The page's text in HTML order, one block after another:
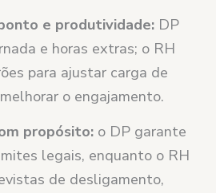
e produtividade: DP
e horas extras; o RH
para ajustar carga de
o engajamento.
propósito: o DP garante
legais, enquanto o RH
de desligamento,